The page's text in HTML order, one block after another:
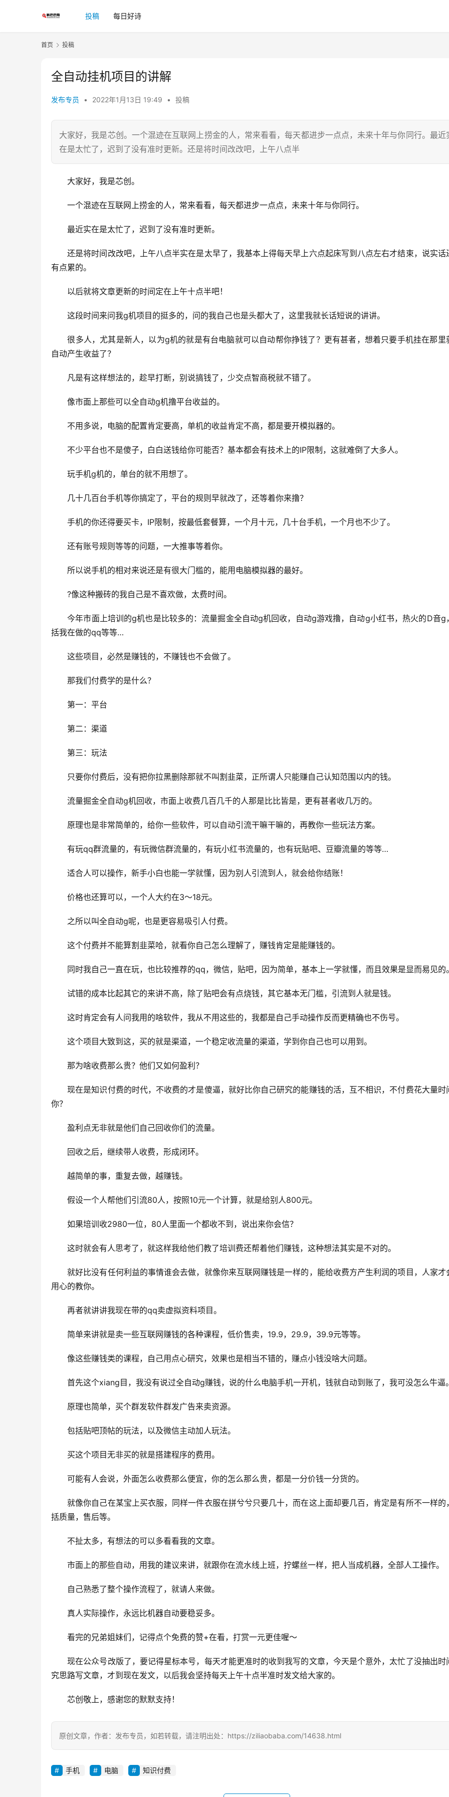
投稿 每日好诗
首页 投稿
全自动挂机项目的讲解
发布专员 • 2022年1月13日 19:49 • 投稿
大家好，我是芯创。一个混迹在互联网上捞金的人，常来看看，每天都进步一点点，未来十年与你同行。最近
在是太忙了，迟到了没有准时更新。还是将时间改改吧，上午八点半
大家好，我是芯创。
一个混迹在互联网上捞金的人，常来看看，每天都进步一点点，未来十年与你同行。
最近实在是太忙了，迟到了没有准时更新。
还是将时间改改吧，上午八点半实在是太早了，我基本上得每天早上六点起床写到八点左右才结束，说实话
有点累的。
以后就将文章更新的时间定在上午十点半吧！
这段时间来问我g机项目的挺多的，问的我自己也是头都大了，这里我就长话短说的讲讲。
很多人，尤其是新人，以为g机的就是有台电脑就可以自动帮你挣钱了？更有甚者，想着只要手机挂在那里
自动产生收益了？
凡是有这样想法的，趁早打断，别说搞钱了，少交点智商税就不错了。
像市面上那些可以全自动g机撸平台收益的。
不用多说，电脑的配置肯定要高，单机的收益肯定不高，都是要开模拟器的。
不少平台也不是傻子，白白送钱给你可能否？基本都会有技术上的IP限制，这就难倒了大多人。
玩手机g机的，单台的就不用想了。
几十几百台手机等你搞定了，平台的规则早就改了，还等着你来撸？
手机的你还得要买卡，IP限制，按最低套餐算，一个月十元，几十台手机，一个月也不少了。
还有账号规则等等的问题，一大推事等着你。
所以说手机的相对来说还是有很大门槛的，能用电脑模拟器的最好。
?像这种搬砖的我自己是不喜欢做，太费时间。
今年市面上培训的g机也是比较多的：流量掘金全自动g机回收，自动g游戏撸，自动g小红书，热火的D音g
括我在做的qq等等…
这些项目，必然是赚钱的，不赚钱也不会做了。
那我们付费学的是什么？
第一：平台
第二：渠道
第三：玩法
只要你付费后，没有把你拉黑删除那就不叫割韭菜，正所谓人只能赚自己认知范围以内的钱。
流量掘金全自动g机回收，市面上收费几百几千的人那是比比皆是，更有甚者收几万的。
原理也是非常简单的，给你一些软件，可以自动引流干嘛干嘛的，再教你一些玩法方案。
有玩qq群流量的，有玩微信群流量的，有玩小红书流量的，也有玩贴吧、豆瓣流量的等等…
适合人可以操作，新手小白也能一学就懂，因为别人引流到人，就会给你结账！
价格也还算可以，一个人大约在3～18元。
之所以叫全自动g呢，也是更容易吸引人付费。
这个付费并不能算割韭菜哈，就看你自己怎么理解了，赚钱肯定是能赚钱的。
同时我自己一直在玩，也比较推荐的qq，微信，贴吧，因为简单，基本上一学就懂，而且效果是显而易见的
试错的成本比起其它的来讲不高，除了贴吧会有点烧钱，其它基本无门槛，引流到人就是钱。
这时肯定会有人问我用的啥软件，我从不用这些的，我都是自己手动操作反而更精确也不伤号。
这个项目大致到这，买的就是渠道，一个稳定收流量的渠道，学到你自己也可以用到。
那为啥收费那么贵？他们又如何盈利？
现在是知识付费的时代，不收费的才是傻逼，就好比你自己研究的能赚钱的活，互不相识，不付费花大量时
你？
盈利点无非就是他们自己回收你们的流量。
回收之后，继续带人收费，形成闭环。
越简单的事，重复去做，越赚钱。
假设一个人帮他们引流80人，按照10元一个计算，就是给别人800元。
如果培训收2980一位，80人里面一个都收不到，说出来你会信？
这时就会有人思考了，就这样我给他们教了培训费还帮着他们赚钱，这种想法其实是不对的。
就好比没有任何利益的事情谁会去做，就像你来互联网赚钱是一样的，能给收费方产生利润的项目，人家才
用心的教你。
再者就讲讲我现在带的qq卖虚拟资料项目。
简单来讲就是卖一些互联网赚钱的各种课程，低价售卖，19.9，29.9，39.9元等等。
像这些赚钱类的课程，自己用点心研究，效果也是相当不错的，赚点小钱没啥大问题。
首先这个xiang目，我没有说过全自动g赚钱，说的什么电脑手机一开机，钱就自动到账了，我可没怎么牛逼
原理也简单，买个群发软件群发广告来卖资源。
包括贴吧顶帖的玩法，以及微信主动加人玩法。
买这个项目无非买的就是搭建程序的费用。
可能有人会说，外面怎么收费那么便宜，你的怎么那么贵，都是一分价钱一分货的。
就像你自己在某宝上买衣服，同样一件衣服在拼兮兮只要几十，而在这上面却要几百，肯定是有所不一样的
括质量，售后等。
不扯太多，有想法的可以多看看我的文章。
市面上的那些自动，用我的建议来讲，就跟你在流水线上班，拧螺丝一样，把人当成机器，全部人工操作。
自己熟悉了整个操作流程了，就请人来做。
真人实际操作，永远比机器自动要稳妥多。
看完的兄弟姐妹们，记得点个免费的赞+在看，打赏一元更佳喔～
现在公众号改版了，要记得星标本号，每天才能更准时的收到我写的文章，今天是个意外，太忙了没抽出时
究思路写文章，才到现在发文，以后我会坚持每天上午十点半准时发文给大家的。
芯创敬上，感谢您的默默支持！
原创文章，作者：发布专员，如若转载，请注明出处：https://ziliaobaba.com/14638.html
手机 电脑 知识付费